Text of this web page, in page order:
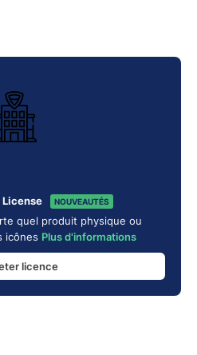
NOUVEAUTÉS
quel produit physique ou
icônes Plus d'informations
licence